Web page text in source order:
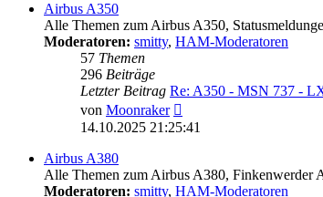
Airbus A350
Alle Themen zum Airbus A350,
Moderatoren: smitty, HAM-Moderatoren
57 Themen
296 Beiträge
Letzter Beitrag Re: A350 - MSN 737 -
von Moonraker
Beitrag
14.10.2025 21:25:41
Airbus A380
Alle Themen zum Airbus A380, Finkenwerder
Moderatoren: smitty, HAM-Moderatoren